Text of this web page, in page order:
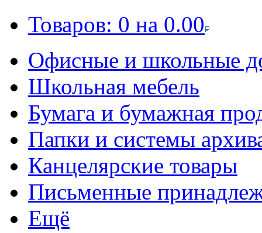
Товаров: 0 на 0.00
Офисные и школьные
Школьная мебель
Бумага и бумажная
Папки и системы
Канцелярские товары
Письменные
Ещё